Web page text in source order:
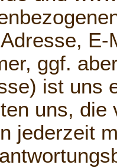
E-
ggf.
ist uns
uns, die
jederzeit